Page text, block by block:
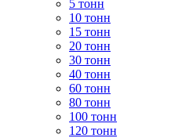
5 тонн
10 тонн
15 тонн
20 тонн
30 тонн
40 тонн
60 тонн
80 тонн
100 тонн
120 тонн